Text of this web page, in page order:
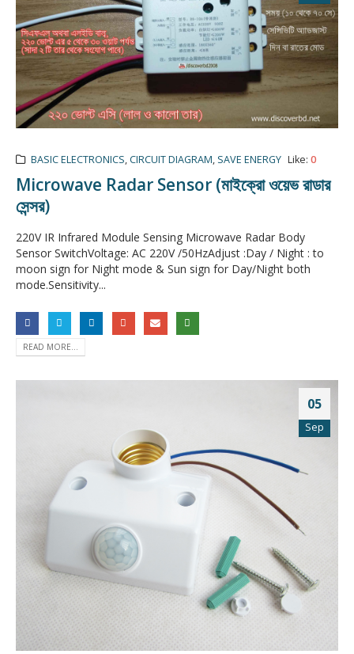
BASIC ELECTRONICS,CIRCUIT DIAGRAM, SAVE ENERGY Like: 0
Microwave Radar Sensor (মাইক্রো ওয়েভ রাডার
সেন্সর)
220V IR Infrared Module Sensing Microwave Radar Body
Sensor SwitchVoltage: AC 220V /50HzAdjust :Day / Night : to
moon sign for Night mode & Sun sign for Day/Night both
mode.Sensitivity...
READ MORE...
05
Sep